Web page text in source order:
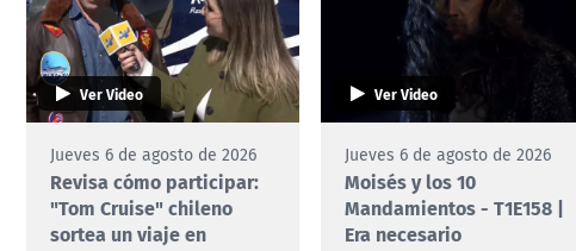
Ver Video
Jueves 6 de agosto de 2026
Revisa cómo participar:
"Tom Cruise" chileno
sortea un viaje en
Ver Video
Jueves 6 de agosto de 2026
Moisés y los 10
Mandamientos - T1E158 |
Era necesario